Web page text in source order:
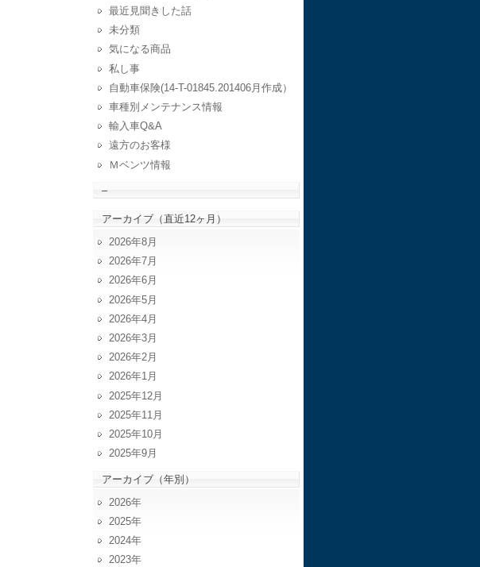
最近見聞きした話
未分類
気になる商品
私し事
自動車保険(14-T-01845.201406月作成）
車種別メンテナンス情報
輸入車Q&A
遠方のお客様
Ｍベンツ情報
–
アーカイブ（直近12ヶ月）
2026年8月
2026年7月
2026年6月
2026年5月
2026年4月
2026年3月
2026年2月
2026年1月
2025年12月
2025年11月
2025年10月
2025年9月
アーカイブ（年別）
2026
2025
2024
2023